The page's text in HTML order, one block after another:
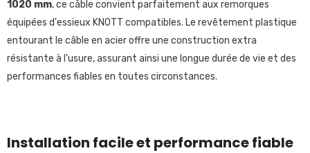
1020 mm, ce câble convient parfaitement aux remorques
équipées d'essieux KNOTT compatibles. Le revêtement plastique
entourant le câble en acier offre une construction extra
résistante à l'usure, assurant ainsi une longue durée de vie et des
performances fiables en toutes circonstances.
Installation facile et performance fiable